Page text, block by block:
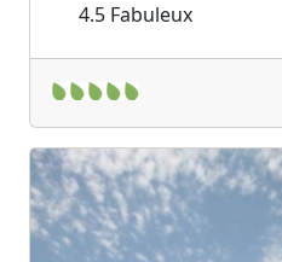
4.5 Fabuleux